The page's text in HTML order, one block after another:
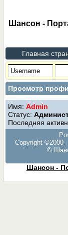
Шансон -
Главная
Просмотр
Имя:Admin
Статус:
Последняя
Copyright ©2000
©
Шансон -